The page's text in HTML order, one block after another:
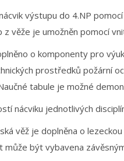
výstupu do 4.NP
věže je umožněn pomocí
o komponenty pro
prostředků požární
tabule je možné
nácviku jednotlivých
věž je doplněna o
být vybavena